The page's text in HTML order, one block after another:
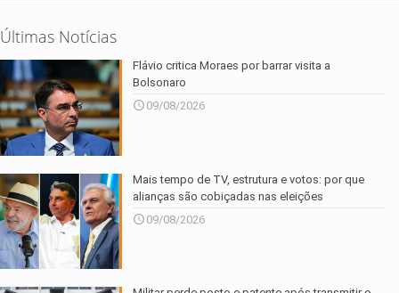
Últimas Notícias
Flávio critica Moraes por barrar visita a
Bolsonaro
09/08/2026
Mais tempo de TV, estrutura e votos: por que
alianças são cobiçadas nas eleições
09/08/2026